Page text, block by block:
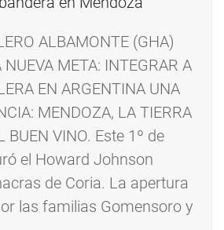
ALBAMONTE (GHA)
META: INTEGRAR A
EN ARGENTINA UNA
MENDOZA, LA TIERRA
BUEN VINO. Este 1º de
el Howard Johnson
de Coria. La apertura
las familias Gomensoro y